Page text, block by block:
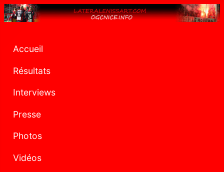
Accueil
Résultats
Interviews
Presse
Photos
Vidéos